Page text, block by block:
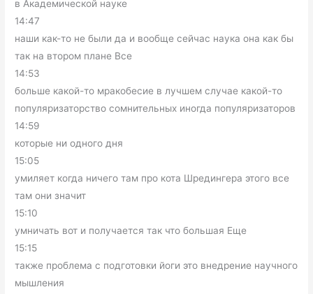
в Академической науке
14:47
наши как-то не были да и вообще сейчас наука она как бы
так на втором плане Все
14:53
больше какой-то мракобесие в лучшем случае какой-то
популяризаторство сомнительных иногда популяризаторов
14:59
которые ни одного дня
15:05
умиляет когда ничего там про кота Шредингера этого все
там они значит
15:10
умничать вот и получается так что большая Еще
15:15
также проблема с подготовки йоги это внедрение научного
мышления